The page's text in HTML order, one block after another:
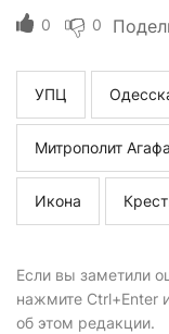
0 0
УПЦ
Митрополит
Икона
Если вы заметили
нажмите Ctrl+Enter
об этом редакции.